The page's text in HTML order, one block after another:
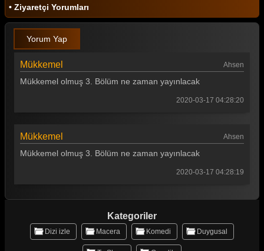
• Ziyaretçi Yorumları
Yorum Yap
Mükkemel Ahsen
Mükkemel olmuş 3. Bölüm ne zaman yayınlacak
2020-03-17 04:28:20
Mükkemel Ahsen
Mükkemel olmuş 3. Bölüm ne zaman yayınlacak
2020-03-17 04:28:19
Kategoriler
Dizi izle Macera Komedi Duygusal